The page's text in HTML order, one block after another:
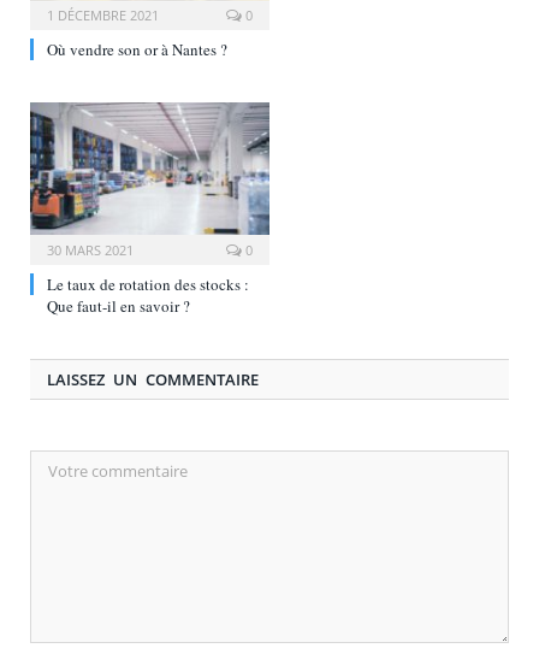
1 DÉCEMBRE 2021 0
Où vendre son or à Nantes ?
30 MARS 2021 0
Le taux de rotation des stocks :
Que faut-il en savoir ?
LAISSEZ UN COMMENTAIRE